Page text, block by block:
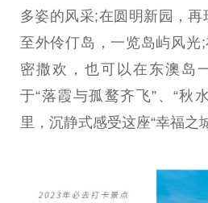
多姿的风采;在圆明新园，
至外伶仃岛，一览岛屿风光
密撒欢，也可以在东澳岛
于“落霞与孤鹜齐飞”、“秋
里，沉静式感受这座“幸福之